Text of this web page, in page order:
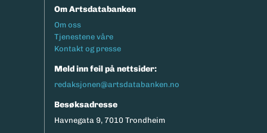
Om Artsdatabanken
Footermeny
Om oss
Tjenestene våre
Kontakt og presse
Meld inn feil på nettsider:
redaksjonen@artsdatabanken.no
Besøksadresse
Havnegata 9, 7010 Trondheim